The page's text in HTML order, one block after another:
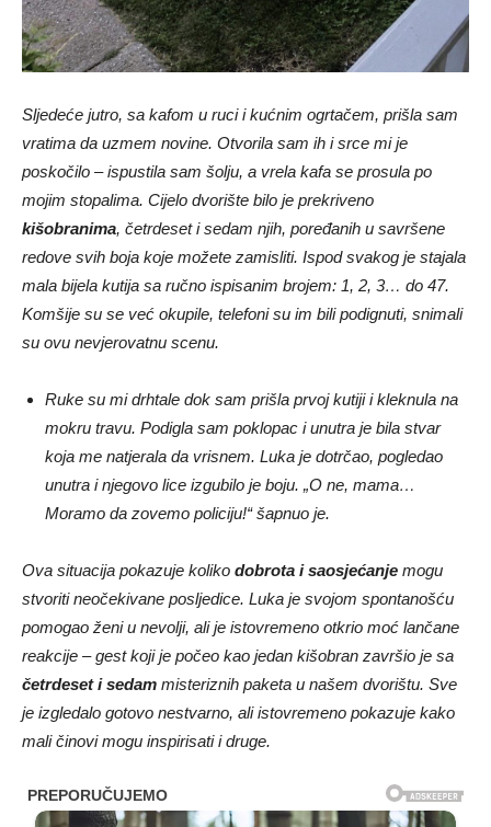
Sljedeće jutro, sa kafom u ruci i kućnim ogrtačem, prišla sam
vratima da uzmem novine. Otvorila sam ih i srce mi je
poskočilo – ispustila sam šolju, a vrela kafa se prosula po
mojim stopalima. Cijelo dvorište bilo je prekriveno
kišobranima, četrdeset i sedam njih, poređanih u savršene
redove svih boja koje možete zamisliti. Ispod svakog je stajala
mala bijela kutija sa ručno ispisanim brojem: 1, 2, 3… do 47.
Komšije su se već okupile, telefoni su im bili podignuti, snimali
su ovu nevjerovatnu scenu.
Ruke su mi drhtale dok sam prišla prvoj kutiji i kleknula na
mokru travu. Podigla sam poklopac i unutra je bila stvar
koja me natjerala da vrisnem. Luka je dotrčao, pogledao
unutra i njegovo lice izgubilo je boju. „O ne, mama…
Moramo da zovemo policiju!“ šapnuo je.
Ova situacija pokazuje koliko dobrota i saosjećanje mogu
stvoriti neočekivane posljedice. Luka je svojom spontanošću
pomogao ženi u nevolji, ali je istovremeno otkrio moć lančane
reakcije – gest koji je počeo kao jedan kišobran završio je sa
četrdeset i sedam misteriznih paketa u našem dvorištu. Sve
je izgledalo gotovo nestvarno, ali istovremeno pokazuje kako
mali činovi mogu inspirisati i druge.